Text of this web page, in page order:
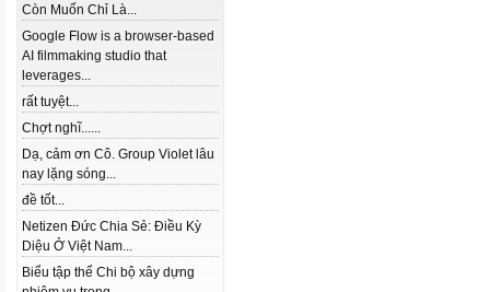
Còn Muốn Chỉ Là...
Google Flow is a browser-based
AI filmmaking studio that
leverages...
rất tuyệt...
Chợt nghĩ......
Dạ, cảm ơn Cô. Group Violet lâu
nay lặng sóng...
đề tốt...
Netizen Đức Chia Sẻ: Điều Kỳ
Diệu Ở Việt Nam...
Biểu tập thể Chi bộ xây dựng